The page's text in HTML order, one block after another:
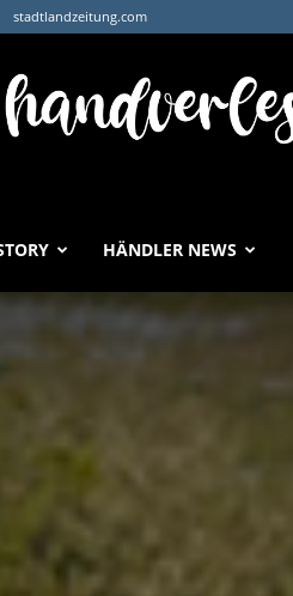
stadtlandzeitung.com
HÄNDLER NEWS